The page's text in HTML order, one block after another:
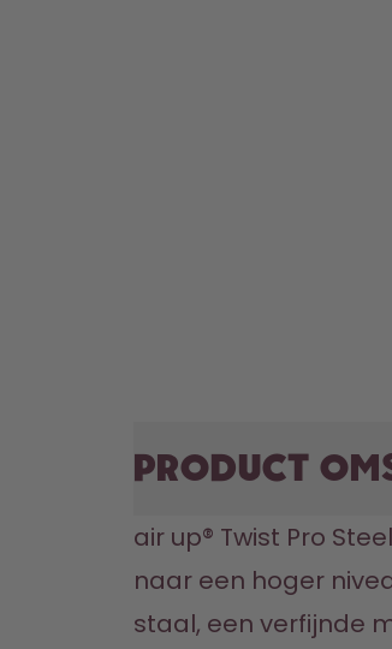
Product
air up® Twist Pro
naar een hoger
staal, een verfijnde